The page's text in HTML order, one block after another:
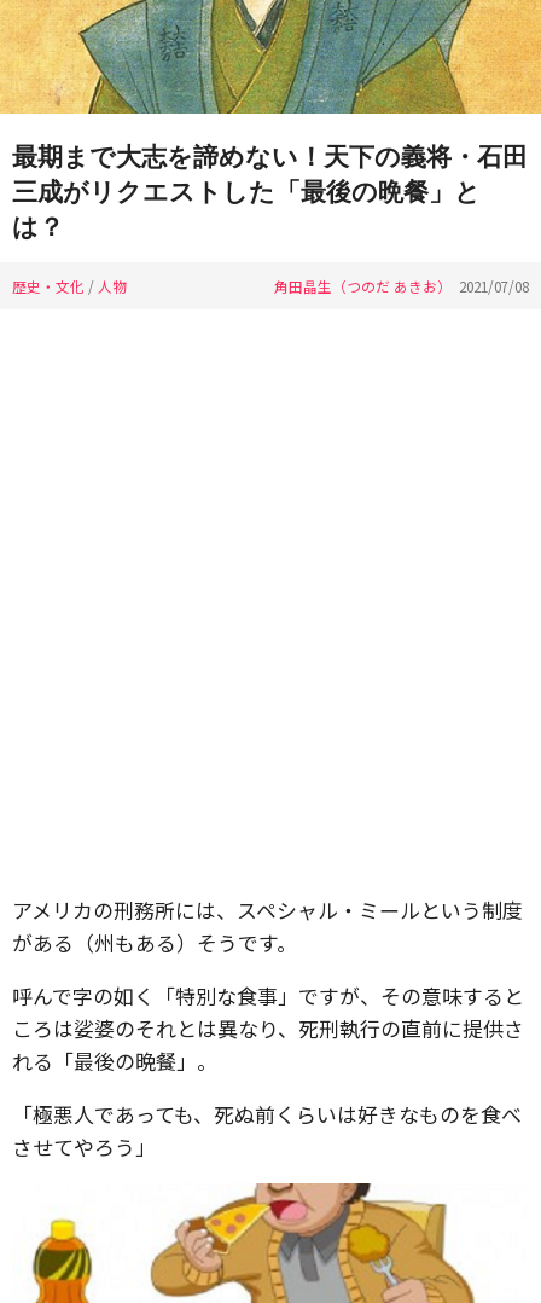
最期まで大志を諦めない！天下の義将・石田
三成がリクエストした「最後の晩餐」と
は？
歴史・文化 / 人物 角田晶生（つのだ あきお） 2021/07/08
アメリカの刑務所には、スペシャル・ミールという制度
がある（州もある）そうです。
呼んで字の如く「特別な食事」ですが、その意味すると
ころは娑婆のそれとは異なり、死刑執行の直前に提供さ
れる「最後の晩餐」。
「極悪人であっても、死ぬ前くらいは好きなものを食べ
させてやろう」